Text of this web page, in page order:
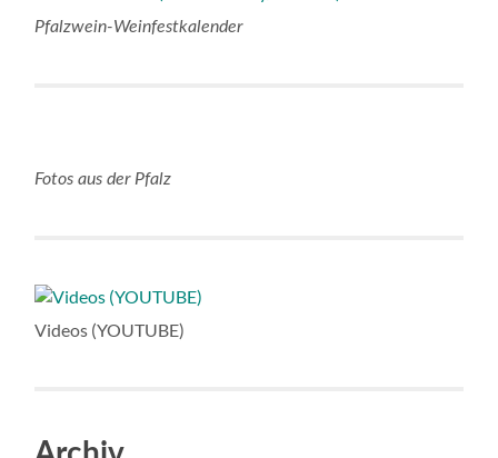
Pfalzwein-Weinfestkalender
Fotos aus der Pfalz
Videos (YOUTUBE)